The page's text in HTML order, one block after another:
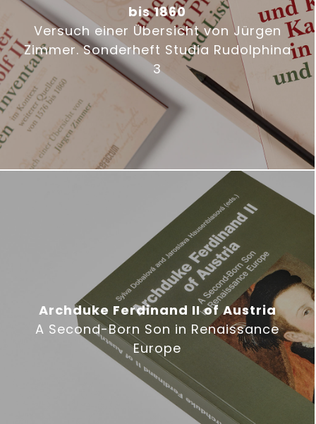
bis 1860
Versuch einer Übersicht von Jürgen
Zimmer. Sonderheft Studia Rudolphina
3
Archduke Ferdinand II of Austria
A Second-Born Son in Renaissance
Europe